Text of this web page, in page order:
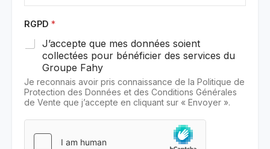
RGPD *
J’accepte que mes données soient
collectées pour bénéficier des services du
Groupe Fahy
Je reconnais avoir pris connaissance de la Politique de
Protection des Données et des Conditions Générales
de Vente que j’accepte en cliquant sur « Envoyer ».